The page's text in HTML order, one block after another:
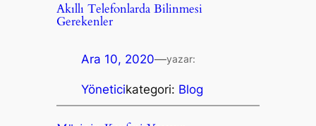
Akıllı Telefonlarda Bilinmesi
Gerekenler
Ara 10, 2020—yazar:
Yöneticikategori: Blog